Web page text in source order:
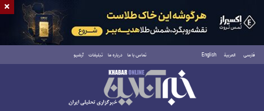
فارسی العربية English تماس با ما درباره ما تبلیغات آرشیو
شنبه ۱۷ مرداد ۱۴۰۵
×